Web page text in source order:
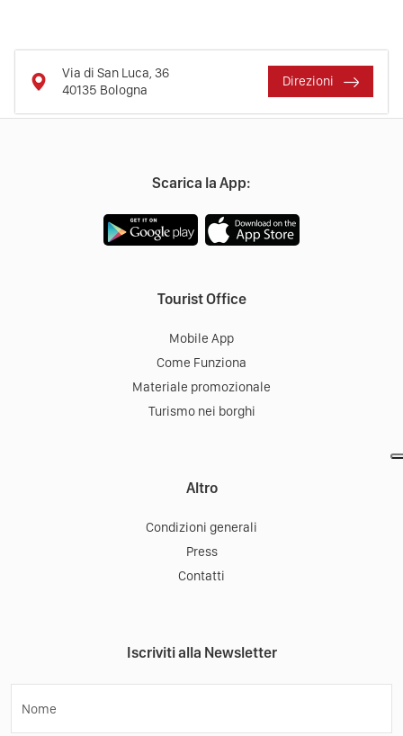
Via di San Luca, 36
40135 Bologna
Direzioni
Scarica la App:
Tourist Office
Mobile App
Come Funziona
Materiale promozionale
Turismo nei borghi
Altro
Condizioni generali
Press
Contatti
Iscriviti alla Newsletter
Nome